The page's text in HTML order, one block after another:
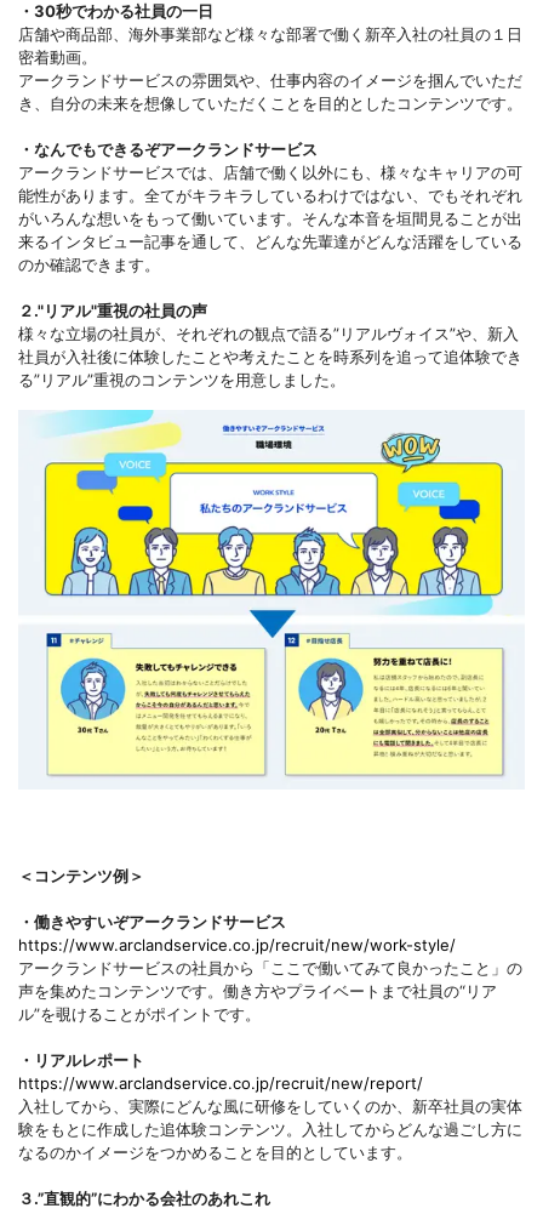
・30秒でわかる社員の一日
店舗や商品部、海外事業部など様々な部署で働く新卒入社の社員の１日
密着動画。
アークランドサービスの雰囲気や、仕事内容のイメージを掴んでいただ
き、自分の未来を想像していただくことを目的としたコンテンツです。
・なんでもできるぞアークランドサービス
アークランドサービスでは、店舗で働く以外にも、様々なキャリアの可
能性があります。全てがキラキラしているわけではない、でもそれぞれ
がいろんな想いをもって働いています。そんな本音を垣間見ることが出
来るインタビュー記事を通して、どんな先輩達がどんな活躍をしている
のか確認できます。
２."リアル"重視の社員の声
様々な立場の社員が、それぞれの観点で語る”リアルヴォイス”や、新入
社員が入社後に体験したことや考えたことを時系列を追って追体験でき
る”リアル”重視のコンテンツを用意しました。
＜コンテンツ例＞
・働きやすいぞアークランドサービス
https://www.arclandservice.co.jp/recruit/new/work-style/
アークランドサービスの社員から「ここで働いてみて良かったこと」の
声を集めたコンテンツです。働き方やプライベートまで社員の“リア
ル”を覗けることがポイントです。
・リアルレポート
https://www.arclandservice.co.jp/recruit/new/report/
入社してから、実際にどんな風に研修をしていくのか、新卒社員の実体
験をもとに作成した追体験コンテンツ。入社してからどんな過ごし方に
なるのかイメージをつかめることを目的としています。
３.”直観的”にわかる会社のあれこれ